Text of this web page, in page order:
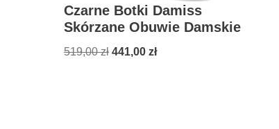
Czarne Botki Damiss
Skórzane Obuwie Damskie
519,00zł 441,00 zł